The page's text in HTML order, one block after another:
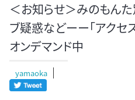
＜お知らせ＞みのもん
ブ疑惑などーー「アクセ
オンデマンド中
yamaoka